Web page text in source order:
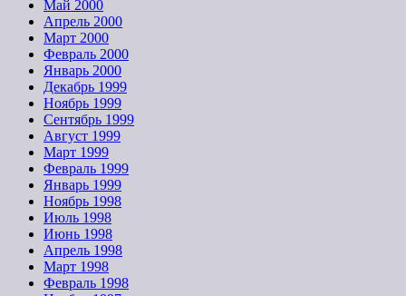
Май 2000
Апрель 2000
Март 2000
Февраль 2000
Январь 2000
Декабрь 1999
Ноябрь 1999
Сентябрь 1999
Август 1999
Март 1999
Февраль 1999
Январь 1999
Ноябрь 1998
Июль 1998
Июнь 1998
Апрель 1998
Март 1998
Февраль 1998